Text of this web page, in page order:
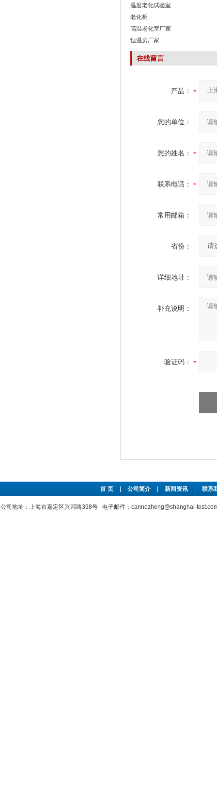
温度老化试验室
老化柜
高温老化室厂家
恒温房厂家
在线留言
产品：
您的单位：
您的姓名：
联系电话：
常用邮箱：
省份：
详细地址：
补充说明：
验证码：
首 页 公司简介 新闻资讯 联系
公司地址：上海市嘉定区兴邦路398号 电子邮件：cannozheng@shanghai-